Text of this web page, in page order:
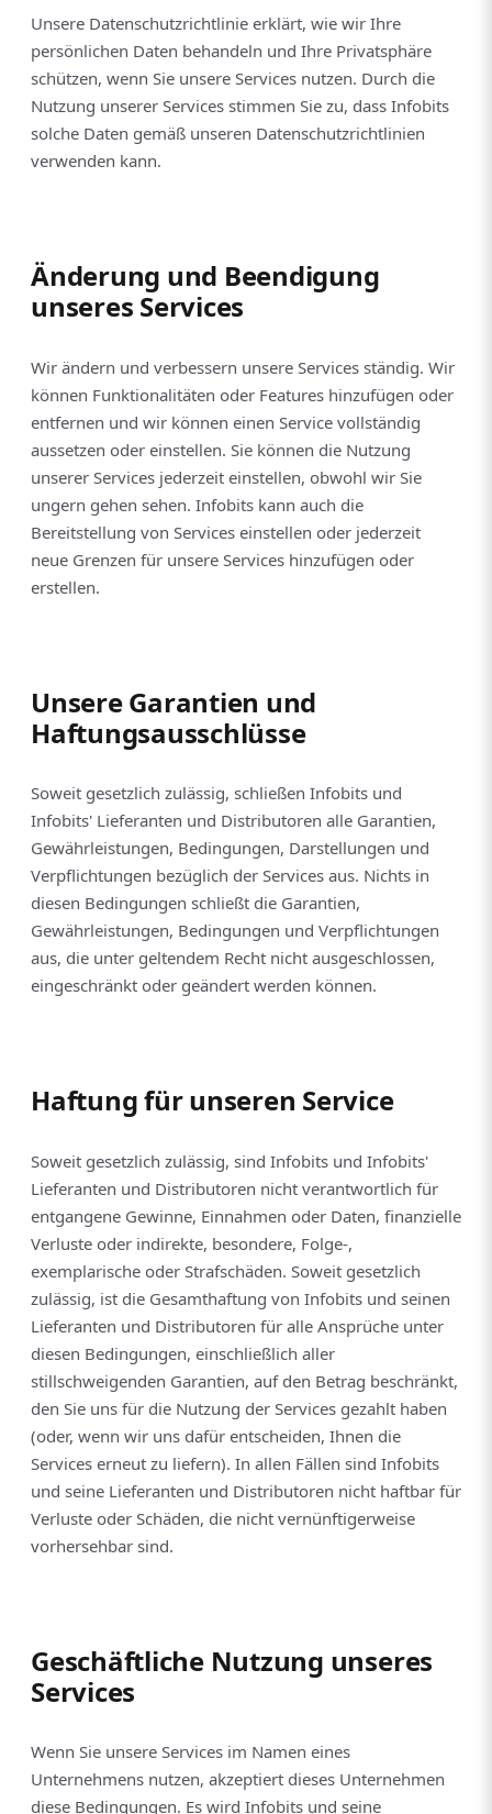
Unsere Datenschutzrichtlinie erklärt, wie wir Ihre
persönlichen Daten behandeln und Ihre Privatsphäre
schützen, wenn Sie unsere Services nutzen. Durch die
Nutzung unserer Services stimmen Sie zu, dass Infobits
solche Daten gemäß unseren Datenschutzrichtlinien
verwenden kann.
Änderung und Beendigung
unseres Services
Wir ändern und verbessern unsere Services ständig. Wir
können Funktionalitäten oder Features hinzufügen oder
entfernen und wir können einen Service vollständig
aussetzen oder einstellen. Sie können die Nutzung
unserer Services jederzeit einstellen, obwohl wir Sie
ungern gehen sehen. Infobits kann auch die
Bereitstellung von Services einstellen oder jederzeit
neue Grenzen für unsere Services hinzufügen oder
erstellen.
Unsere Garantien und
Haftungsausschlüsse
Soweit gesetzlich zulässig, schließen Infobits und
Infobits' Lieferanten und Distributoren alle Garantien,
Gewährleistungen, Bedingungen, Darstellungen und
Verpflichtungen bezüglich der Services aus. Nichts in
diesen Bedingungen schließt die Garantien,
Gewährleistungen, Bedingungen und Verpflichtungen
aus, die unter geltendem Recht nicht ausgeschlossen,
eingeschränkt oder geändert werden können.
Haftung für unseren Service
Soweit gesetzlich zulässig, sind Infobits und Infobits'
Lieferanten und Distributoren nicht verantwortlich für
entgangene Gewinne, Einnahmen oder Daten, finanzielle
Verluste oder indirekte, besondere, Folge-,
exemplarische oder Strafschäden. Soweit gesetzlich
zulässig, ist die Gesamthaftung von Infobits und seinen
Lieferanten und Distributoren für alle Ansprüche unter
diesen Bedingungen, einschließlich aller
stillschweigenden Garantien, auf den Betrag beschränkt,
den Sie uns für die Nutzung der Services gezahlt haben
(oder, wenn wir uns dafür entscheiden, Ihnen die
Services erneut zu liefern). In allen Fällen sind Infobits
und seine Lieferanten und Distributoren nicht haftbar für
Verluste oder Schäden, die nicht vernünftigerweise
vorhersehbar sind.
Geschäftliche Nutzung unseres
Services
Wenn Sie unsere Services im Namen eines
Unternehmens nutzen, akzeptiert dieses Unternehmen
diese Bedingungen. Es wird Infobits und seine